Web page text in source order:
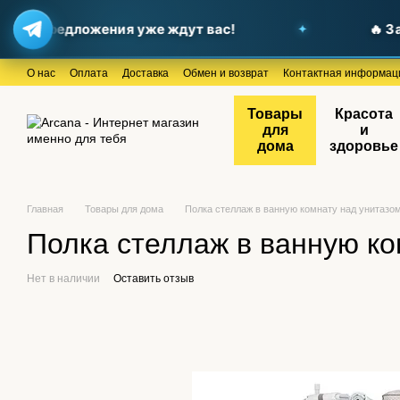
предложения уже ждут вас! 🔥
Перейти к основному контенту
О нас Оплата Доставка Обмен и возврат Контактная
Товары
для
дома
Красота
и
здоровье
Главная Товары для дома Полка стеллаж в ванную комнату над
Полка стеллаж в ванную
Нет в наличии Оставить отзыв